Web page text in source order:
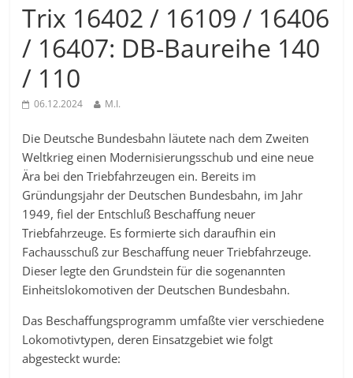
Trix 16402 / 16109 / 16406
/ 16407: DB-Baureihe 140
/ 110
06.12.2024 M.I.
Die Deutsche Bundesbahn läutete nach dem Zweiten
Weltkrieg einen Modernisierungsschub und eine neue
Ära bei den Triebfahrzeugen ein. Bereits im
Gründungsjahr der Deutschen Bundesbahn, im Jahr
1949, fiel der Entschluß Beschaffung neuer
Triebfahrzeuge. Es formierte sich daraufhin ein
Fachausschuß zur Beschaffung neuer Triebfahrzeuge.
Dieser legte den Grundstein für die sogenannten
Einheitslokomotiven der Deutschen Bundesbahn.
Das Beschaffungsprogramm umfaßte vier verschiedene
Lokomotivtypen, deren Einsatzgebiet wie folgt
abgesteckt wurde: